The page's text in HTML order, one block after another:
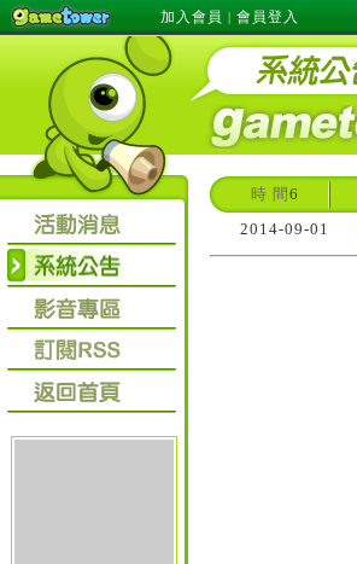
加入會員 | 會員登入
時 間 6
2014-09-01